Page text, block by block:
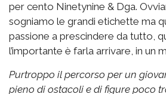
per cento Ninetynine & Dga.
sogniamo le grandi etichette ma
passione a prescindere da tutto,
l’importante è farla arrivare, in un
Purtroppo il percorso per un
pieno di ostacoli e di figure poco